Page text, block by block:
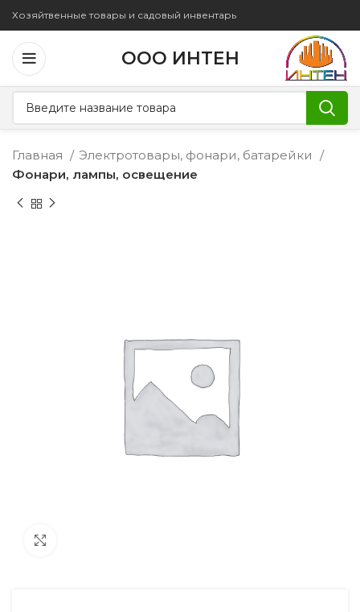
Хозяйтвенные товары и садовый инвентарь
ООО ИНТЕН
Главная
Электротовары, фонари, батарейки
Фонари, лампы, освещение